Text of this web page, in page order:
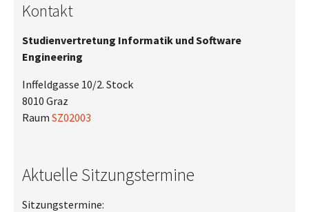
Kontakt
Studienvertretung Informatik und Software
Engineering
Inffeldgasse 10/2. Stock
8010 Graz
RaumSZ02003
Aktuelle Sitzungstermine
Sitzungstermine: